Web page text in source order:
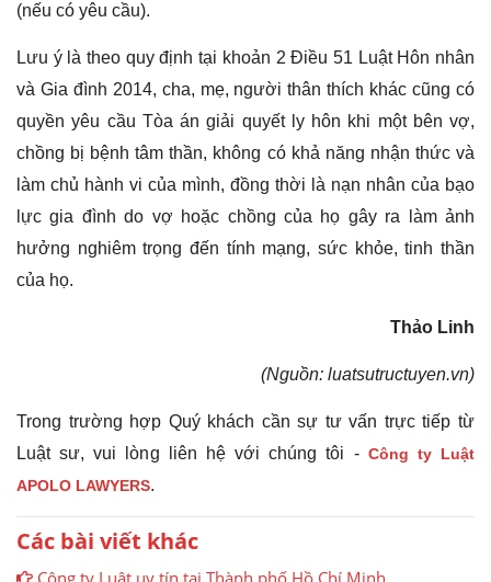
(nếu có yêu cầu).
Lưu ý là theo quy định tại khoản 2 Điều 51 Luật Hôn nhân
và Gia đình 2014, cha, mẹ, người thân thích khác cũng có
quyền yêu cầu Tòa án giải quyết ly hôn khi một bên vợ,
chồng bị bệnh tâm thần, không có khả năng nhận thức và
làm chủ hành vi của mình, đồng thời là nạn nhân của bạo
lực gia đình do vợ hoặc chồng của họ gây ra làm ảnh
hưởng nghiêm trọng đến tính mạng, sức khỏe, tinh thần
của họ.
Thảo Linh
(Nguồn: luatsutructuyen.vn)
Trong trường hợp Quý khách cần sự tư vấn trực tiếp từ
Luật sư, vui lòng liên hệ với chúng tôi - Công ty Luật
APOLO LAWYERS.
Các bài viết khác
Công ty Luật uy tín tại Thành phố Hồ Chí Minh